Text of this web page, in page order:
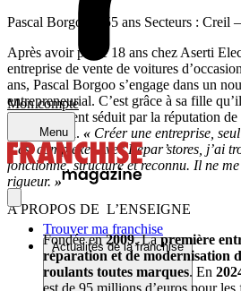
Mon compte
Menu
Trouver ma franchise
Actualités de la franchise
Pascal Borgoo – 55 ans Secteurs : Creil
Après avoir passé 18 ans chez Aserti
entreprise de vente de voitures
ans, Pascal Borgoo s’engage dans un
entrepreneurial. C’est grâce à sa fille
est rapidement séduit par la réputation de
organisation. « Créer une entreprise,
c’est complexe. Avec Repar’stores, j’ai
fonctionne, structuré et reconnu. Il ne
rigueur. »
A PROPOS DE L’ENSEIGNE
Fondée en2009, Lapremière
réparation et de modernisation
roulants toutes marques. En
est de 95 millions d’euros pour les